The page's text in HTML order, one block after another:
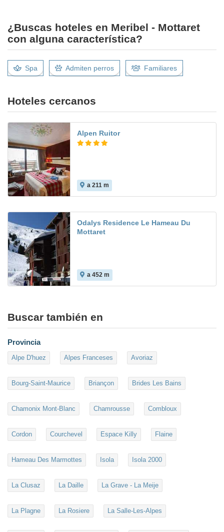
¿Buscas hoteles en Meribel - Mottaret
con alguna característica?
Spa Admiten perros Familiares
Hoteles cercanos
Alpen Ruitor
a 211 m
Odalys Residence Le Hameau Du
Mottaret
a 452 m
Buscar también en
Provincia
Alpe D'huez Alpes Franceses Avoriaz
Bourg-Saint-Maurice Briançon Brides Les Bains
Chamonix Mont-Blanc Chamrousse Combloux
Cordon Courchevel Espace Killy Flaine
Hameau Des Marmottes Isola Isola 2000
La Clusaz La Daille La Grave - La Meije
La Plagne La Rosiere La Salle-Les-Alpes